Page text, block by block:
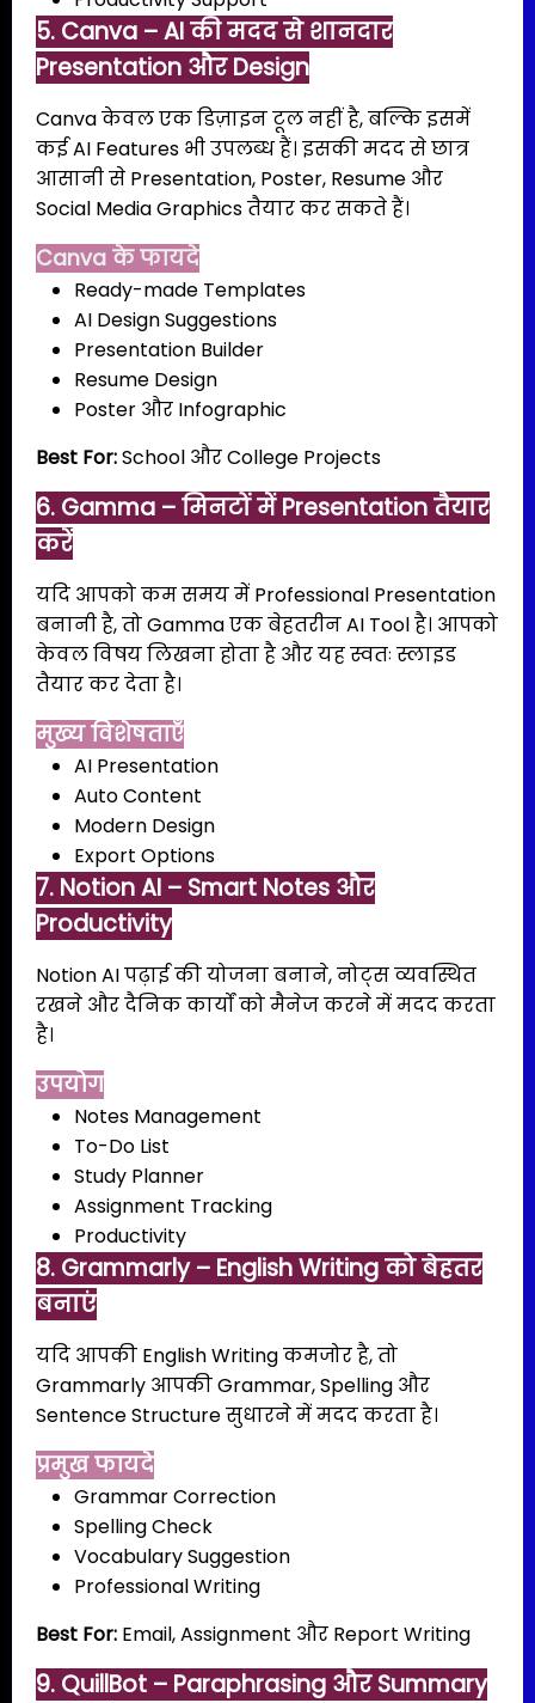
5. Canva – AI की मदद से शानदार
Presentation और Design
Canva केवल एक डिज़ाइन टूल नहीं है, बल्कि इसमें
कई AI Features भी उपलब्ध हैं। इसकी मदद से छात्र
आसानी से Presentation, Poster, Resume और
Social Media Graphics तैयार कर सकते हैं।
Canva के फायदे
Ready-made Templates
AI Design Suggestions
Presentation Builder
Resume Design
Poster और Infographic
Best For:School और College Projects
6. Gamma – मिनटों में Presentation तैयार
करें
यदि आपको कम समय में Professional Presentation
बनानी है, तो Gamma एक बेहतरीन AI Tool है। आपको
केवल विषय लिखना होता है और यह स्वतः स्लाइड
तैयार कर देता है।
मुख्य विशेषताएँ
AI Presentation
Auto Content
Modern Design
Export Options
7. Notion AI – Smart Notes और
Productivity
Notion AI पढ़ाई की योजना बनाने, नोट्स व्यवस्थित
रखने और दैनिक कार्यों को मैनेज करने में मदद करता
है।
उपयोग
Notes Management
To-Do List
Study Planner
Assignment Tracking
Productivity
8. Grammarly – English Writing को बेहतर
बनाएं
यदि आपकी English Writing कमजोर है, तो
Grammarly आपकी Grammar, Spelling और
Sentence Structure सुधारने में मदद करता है।
प्रमुख फायदे
Grammar Correction
Spelling Check
Vocabulary Suggestion
Professional Writing
Best For: Email, Assignment और Report Writing
9. QuillBot – Paraphrasing और Summary